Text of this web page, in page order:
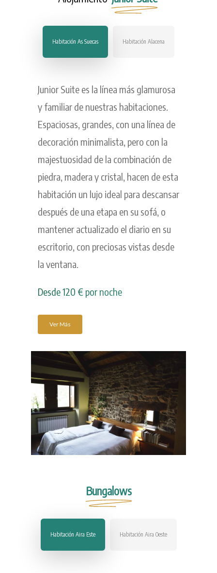
Habitación As Suecas Habitación Alacena
Junior Suite es la línea más glamurosa
y familiar de nuestras habitaciones.
Espaciosas, grandes, con una línea de
decoración minimalista, pero con la
majestuosidad de la combinación de
piedra, madera y cristal, hacen de esta
habitación un lujo ideal para descansar
después de una etapa en su sofá, o
mantener actualizado el diario en su
escritorio, con preciosas vistas desde
la ventana.
Desde 120 € por noche
Ver Más
Bungalows
Habitación Aira Este Habitación Aira Oeste